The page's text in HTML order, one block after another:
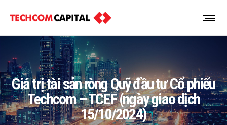
Giá trị tài sản ròng Quỹ đầu tư Cổ phiếu
Techcom – TCEF (ngày giao dịch
15/10/2024)